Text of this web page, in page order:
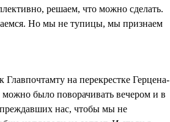
решаем, что можно сделать.
Но мы не тупицы, мы признаем
на перекрестке Герцена-
было поворачивать вечером и в
нас, чтобы мы не